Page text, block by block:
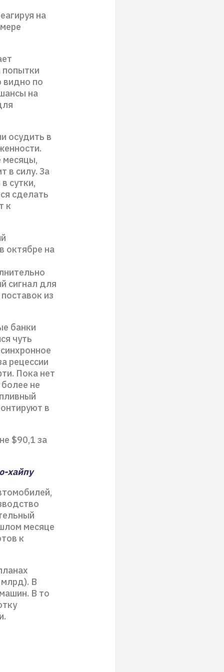
на
попытки
видно по
на
осудить в
месяцы,
в силу. За
сутки,
сделать
к
октябре на
сигнал для
из
банки
чуть
рецессии
Пока нет
не
в
$90,1 за
хайпу
месяце
к
млрд). В
В то